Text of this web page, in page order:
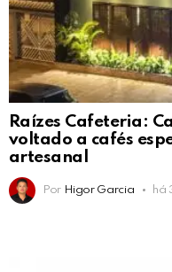
Raízes Cafeteria:
voltado a cafés
artesanal
Por Higor Garcia há